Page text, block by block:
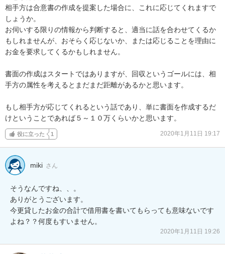
相手方は合意書の作成を提案した場合に、これに応じてくれますで
しょうか。
お伺いする限りの情報から判断すると、適当に話を合わせてくるか
もしれませんが、おそらく応じないか、または応じることを理由に
お金を要求してくるかもしれません。
書面の作成はスタートではありますが、回収というゴールには、相
手方の属性を考えるとまだまだ距離があるかと思います。
もし相手方が応じてくれるという話であり、単に書面を作成するだ
けということであれば５～１０万くらいかと思います。
役に立った 1 2020年1月11日 19:17
miki さん
そうなんですね、、。
ありがとうございます。
今更貸したお金の合計で借用書を書いてもらっても意味ないです
よね？？何度もすいません。
2020年1月11日 19:26